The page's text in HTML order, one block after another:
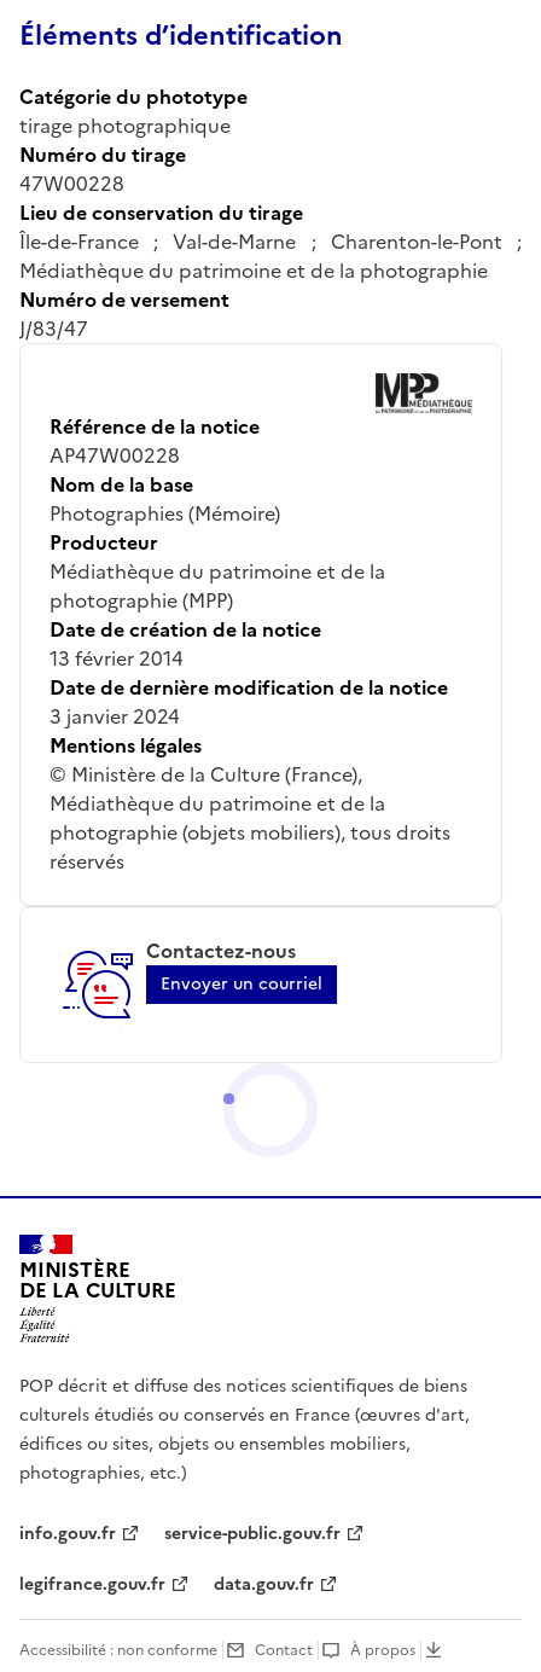
Éléments d’identification
Catégorie du phototype
tirage photographique
Numéro du tirage
47W00228
Lieu de conservation du tirage
Île-de-France ; Val-de-Marne ; Charenton-le-Pont ;
Médiathèque du patrimoine et de la photographie
Numéro de versement
J/83/47
Référence de la notice
AP47W00228
Nom de la base
Photographies (Mémoire)
Producteur
Médiathèque du patrimoine et de la
photographie (MPP)
Date de création de la notice
13 février 2014
Date de dernière modification de la notice
3 janvier 2024
Mentions légales
© Ministère de la Culture (France),
Médiathèque du patrimoine et de la
photographie (objets mobiliers), tous droits
réservés
Contactez-nous
Envoyer un courriel
MINISTÈRE
DE LA CULTURE
POP décrit et diffuse des notices scientifiques de biens
culturels étudiés ou conservés en France (œuvres d'art,
édifices ou sites, objets ou ensembles mobiliers,
photographies, etc.)
info.gouv.fr
service-public.gouv.fr
legifrance.gouv.fr
data.gouv.fr
Accessibilité : non conforme Contact À propos